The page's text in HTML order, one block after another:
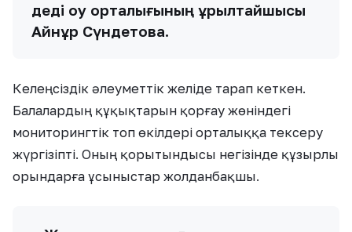
деді оқу орталығының құрылтайшысы
Айнұр Сүндетова.
Келеңсіздік әлеуметтік желіде тарап кеткен.
Балалардың құқықтарын қорғау жөніндегі
мониторингтік топ өкілдері орталыққа тексеру
жүргізіпті. Оның қорытындысы негізінде құзырлы
орындарға ұсыныстар жолданбақшы.